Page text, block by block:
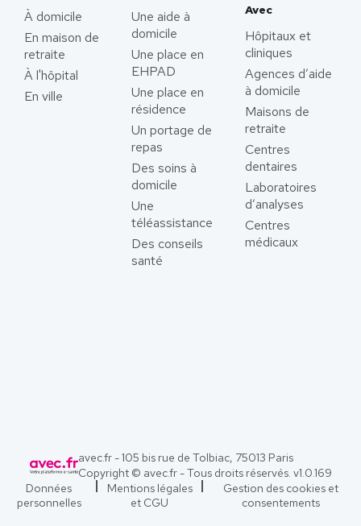
À domicile
En maison de
retraite
À l'hôpital
En ville
Une aide à
domicile
Une place en
EHPAD
Une place en
résidence
Un portage de
repas
Des soins à
domicile
Une
téléassistance
Des conseils
santé
Avec
Hôpitaux et
cliniques
Agences d’aide
à domicile
Maisons de
retraite
Centres
dentaires
Laboratoires
d’analyses
Centres
médicaux
avec.fr - 105 bis rue de Tolbiac, 75013 Paris
Copyright © avec.fr - Tous droits réservés. v1.0.169
Données
personnelles
Mentions légales
et CGU
Gestion des cookies et
consentements